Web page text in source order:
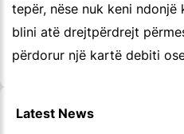
tepër, nëse nuk keni
blini atë drejtpërdrejt
përdorur një kartë debiti
Latest News